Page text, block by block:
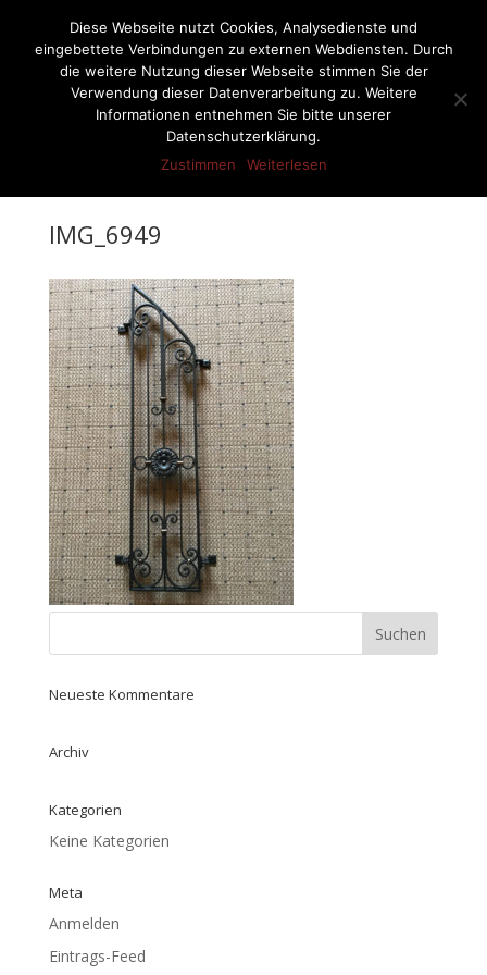
Seite wählen
IMG_6949
Neueste Kommentare
Archiv
Kategorien
Keine Kategorien
Meta
Anmelden
Eintrags-Feed
Diese Webseite nutzt Cookies, Analysedienste und
eingebettete Verbindungen zu externen Webdiensten. Durch
die weitere Nutzung dieser Webseite stimmen Sie der
Verwendung dieser Datenverarbeitung zu. Weitere
Informationen entnehmen Sie bitte unserer
Datenschutzerklärung.
Zustimmen
Weiterlesen